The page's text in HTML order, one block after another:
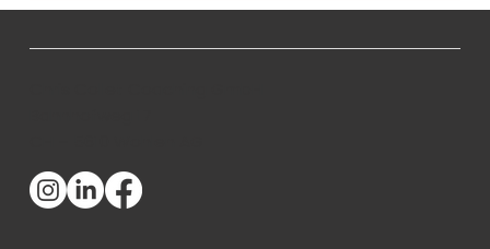
Was ich vor der Selbständigkeit nicht